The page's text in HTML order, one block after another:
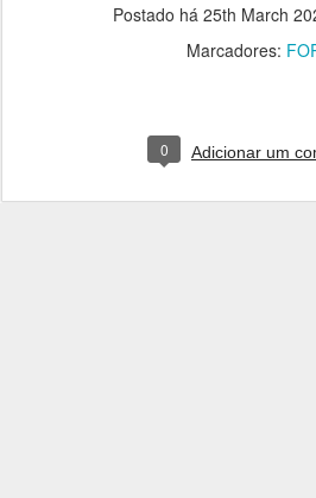
Postado há 25th March
Marcadores:
0 Adicionar um